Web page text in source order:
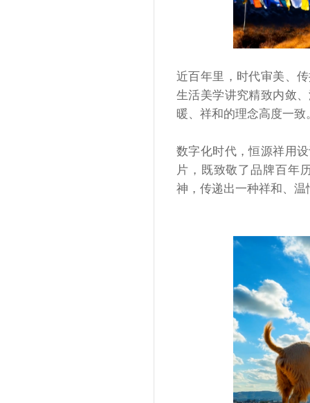
近百年里，时代审美、
生活美学讲究精致内敛
暖、祥和的理念高度一致
数字化时代，恒源祥用
片，既致敬了品牌百年
神，传递出一种祥和、温